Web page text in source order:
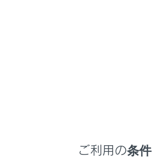
ず次のことを確認してください。
ご利用の条件